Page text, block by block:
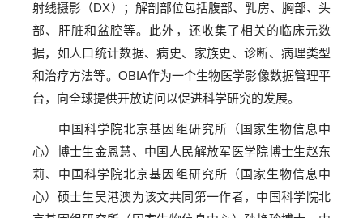
射线摄影（DX）；解剖部位包括腹部、乳房、胸部、头
部、肝脏和盆腔等。此外，还收集了相关的临床元数
据，如人口统计数据、病史、家族史、诊断、病理类型
和治疗方法等。OBIA作为一个生物医学影像数据管理平
台，向全球提供开放访问以促进科学研究的发展。
中国科学院北京基因组研究所（国家生物信息中
心）博士生金恩慧、中国人民解放军医学院博士生赵东
莉、中国科学院北京基因组研究所（国家生物信息中
心）硕士生吴港澳为该文共同第一作者，中国科学院北